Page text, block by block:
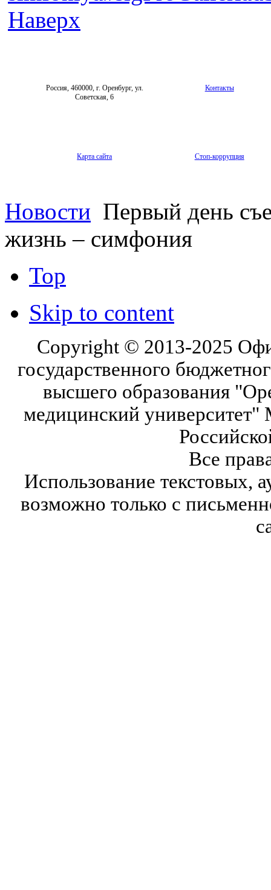
Наверх
Россия, 460000, г. Оренбург, ул.
Советская, 6
Контакты
Карта сайта Стоп-коррупция
Новости Первый день
жизнь – симфония
Top
Skip to content
Copyright © 2013-2025
государственного
высшего образования
медицинский университет"
Все
Использование текстовых,
возможно только с